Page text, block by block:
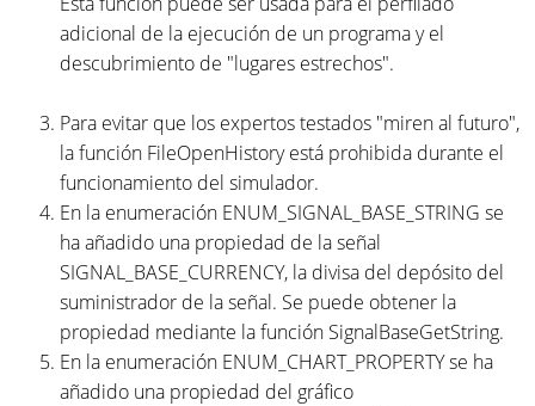
adicional de la ejecución de un programa y el
descubrimiento de "lugares estrechos".
Para evitar que los expertos testados "miren al futuro",
la función FileOpenHistory está prohibida durante el
funcionamiento del simulador.
En la enumeración ENUM_SIGNAL_BASE_STRING se
ha añadido una propiedad de la señal
SIGNAL_BASE_CURRENCY, la divisa del depósito del
suministrador de la señal. Se puede obtener la
propiedad mediante la función SignalBaseGetString.
En la enumeración ENUM_CHART_PROPERTY se ha
añadido una propiedad del gráfico